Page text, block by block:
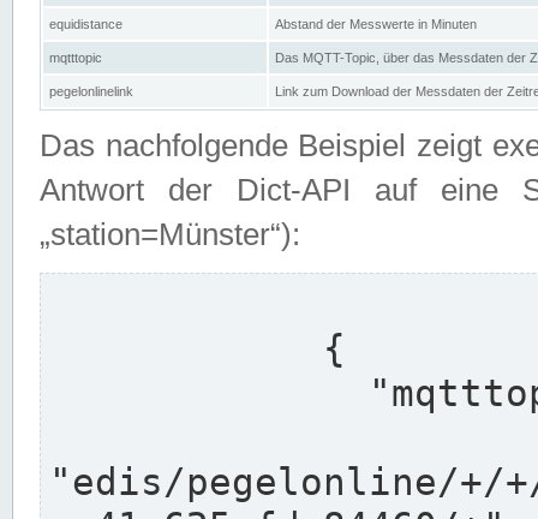
equidistance Abstand der Messwerte in Minuten
mqtttopic Das MQTT-Topic, über das Messdaten der
pegelonlinelink Link zum Download der Messdaten der
Das nachfolgende Beispiel zeigt
Antwort der Dict-API auf eine
„station=Münster“):
"edis/pegelonline/+/